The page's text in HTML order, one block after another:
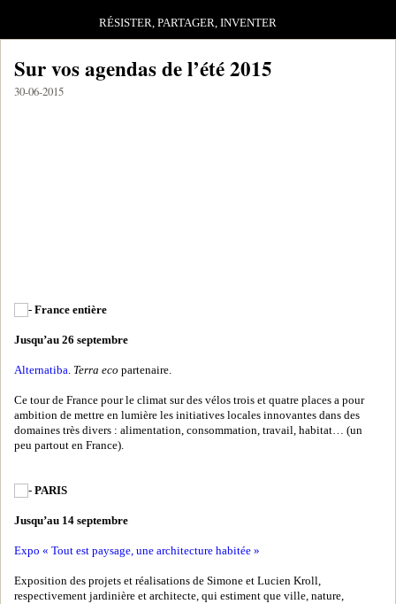
RÉSISTER, PARTAGER, INVENTER
Sur vos agendas de l’été 2015
30-06-2015
France entière
Jusqu’au 26 septembre
Alternatiba. Terra eco partenaire.
Ce tour de France pour le climat sur des vélos trois et quatre places a pour
ambition de mettre en lumière les initiatives locales innovantes dans des
domaines très divers : alimentation, consommation, travail, habitat… (un
peu partout en France).
PARIS
Jusqu’au 14 septembre
Expo « Tout est paysage, une architecture habitée »
Exposition des projets et réalisations de Simone et Lucien Kroll,
respectivement jardinière et architecte, qui estiment que ville, nature,